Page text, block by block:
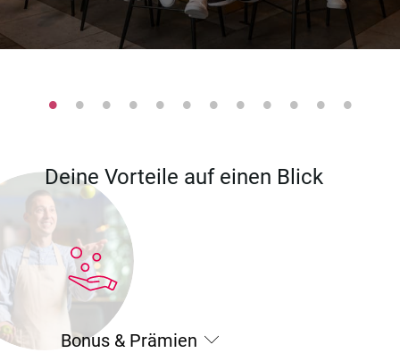
Deine Vorteile auf einen Blick
Bonus & Prämien